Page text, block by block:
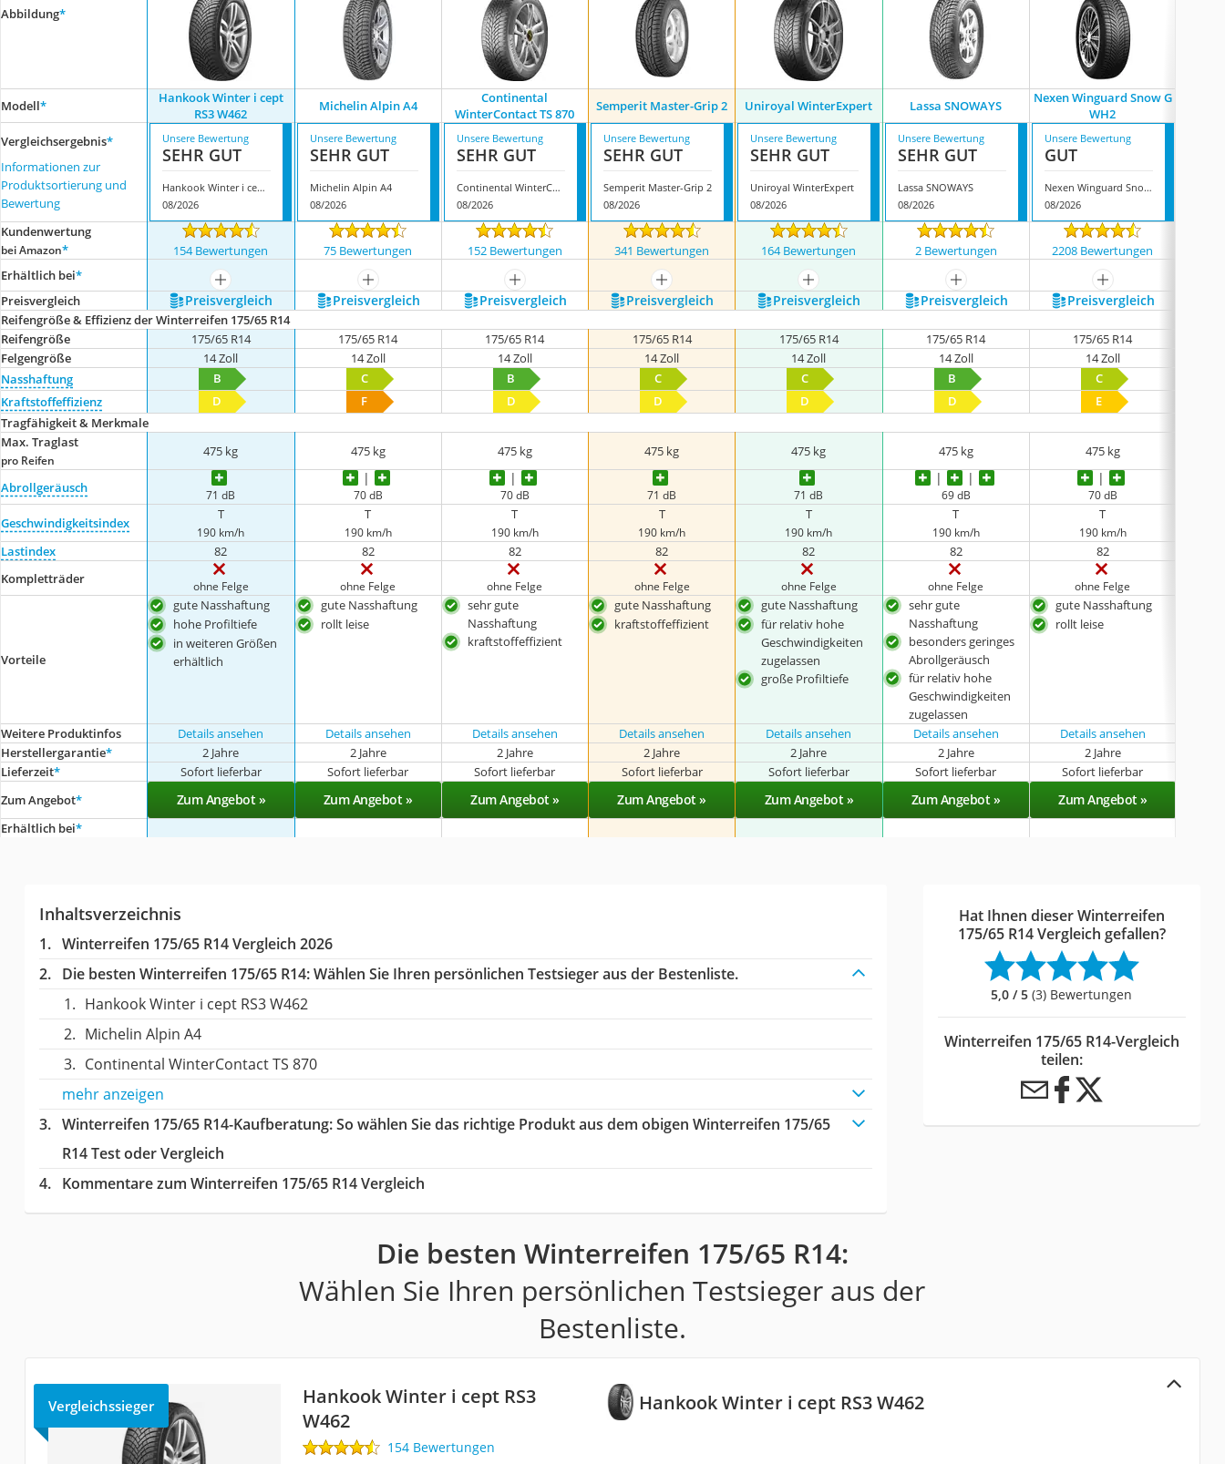
Abbildung*
Modell*
Hankook Winter i cept
RS3 W462
Michelin Alpin A4
Continental
WinterContact TS 870
Semperit Master-Grip 2 Uniroyal WinterExpert Lassa SNOWAYS
Nexen Winguard Snow G
WH2
Vergleichsergebnis*
Informationen zur
Produktsortierung und
Bewertung
Unsere Bewertung
SEHR GUT
Hankook Winter i cept RS3 W462
08/2026
Unsere Bewertung
SEHR GUT
Michelin Alpin A4
08/2026
Unsere Bewertung
SEHR GUT
Continental WinterContact TS 870
08/2026
Unsere Bewertung
SEHR GUT
Semperit Master-Grip 2
08/2026
Unsere Bewertung
SEHR GUT
Uniroyal WinterExpert
08/2026
Unsere Bewertung
SEHR GUT
Lassa SNOWAYS
08/2026
Unsere Bewertung
GUT
Nexen Winguard Snow G WH2
08/2026
Kundenwertung
bei Amazon* 154 Bewertungen 75 Bewertungen 152 Bewertungen 341 Bewertungen 164 Bewertungen 2 Bewertungen 2208 Bewertungen
Erhältlich bei*
mehr anzeigen mehr anzeigen mehr anzeigen mehr anzeigen mehr anzeigen mehr anzeigen
mehr anzeigen
Preis­vergleich
Preis­vergleich Preis­vergleich Preis­vergleich Preis­vergleich Preis­vergleich Preis­vergleich Preis­vergleich
Reifengröße & Effizienz der Winterreifen 175/65 R14
Reifengröße
175/65 R14 175/65 R14 175/65 R14 175/65 R14 175/65 R14 175/65 R14 175/65 R14
Felgengröße
14 Zoll 14 Zoll 14 Zoll 14 Zoll 14 Zoll 14 Zoll
14 Zoll
Nasshaftung
B C B C C B
C
Kraftstoffeffizienz
D F D D D D
E
Tragfähigkeit & Merkmale
Max. Traglast
pro Reifen
475 kg 475 kg 475 kg 475 kg 475 kg 475 kg 475 kg
Abrollgeräusch 71 dB 70 dB 70 dB 71 dB 71 dB 69 dB 70 dB
Geschwindigkeitsindex
T
190 km/h
T
190 km/h
T
190 km/h
T
190 km/h
T
190 km/h
T
190 km/h
T
190 km/h
Lastindex 82 82 82 82 82 82
82
Kompletträder
ohne Felge ohne Felge ohne Felge ohne Felge ohne Felge ohne Felge ohne Felge
Vorteile
gute Nasshaftung
hohe Profiltiefe
in weiteren Größen
erhältlich
gute Nasshaftung
rollt leise
sehr gute
Nasshaftung
kraftstoffeffizient
gute Nasshaftung
kraftstoffeffizient
gute Nasshaftung
für relativ hohe
Geschwindigkeiten
zugelassen
große Profiltiefe
sehr gute
Nasshaftung
besonders geringes
Abrollgeräusch
für relativ hohe
Geschwindigkeiten
zugelassen
gute Nasshaftung
rollt leise
Weitere Produktinfos Details ansehen Details ansehen Details ansehen Details ansehen Details ansehen Details ansehen Details ansehen
Herstellergarantie* 2 Jahre 2 Jahre 2 Jahre 2 Jahre 2 Jahre 2 Jahre
2 Jahre
Lieferzeit* Sofort lieferbar Sofort lieferbar Sofort lieferbar Sofort lieferbar Sofort lieferbar Sofort lieferbar Sofort lieferbar
Zum Angebot* Zum Angebot » Zum Angebot » Zum Angebot » Zum Angebot » Zum Angebot » Zum Angebot » Zum Angebot »
Erhältlich bei*
Inhaltsverzeichnis
Winterreifen 175/65 R14 Vergleich 2026
Die besten Winterreifen 175/65 R14:Wählen Sie Ihren persönlichen Testsieger aus der Bestenliste.
Hankook Winter i cept RS3 W462
Michelin Alpin A4
Continental WinterContact TS 870
mehr anzeigen
Winterreifen 175/65 R14-Kaufberatung: So wählen Sie das richtige Produkt aus dem obigen Winterreifen 175/65
R14 Test oder Vergleich
Kommentare zum Winterreifen 175/65 R14 Vergleich
Hat Ihnen dieser Winterreifen
175/65 R14 Vergleich gefallen?
5,0 / 5 (3) Bewertungen
Winterreifen 175/65 R14-Vergleich
teilen:
Die besten Winterreifen 175/65 R14:
Wählen Sie Ihren persönlichen Testsieger aus der
Bestenliste.
Hankook Winter i cept RS3 W462
Vergleichssieger
Hankook Winter i cept RS3
W462
154 Bewertungen